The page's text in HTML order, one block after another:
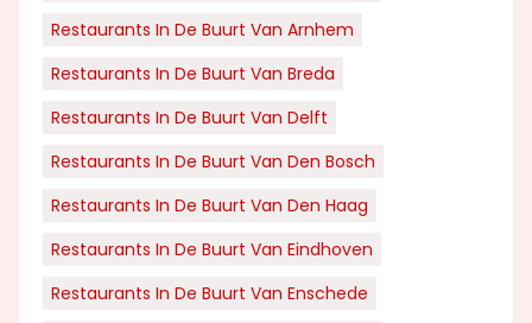
Restaurants In De Buurt Van Arnhem
Restaurants In De Buurt Van Breda
Restaurants In De Buurt Van Delft
Restaurants In De Buurt Van Den Bosch
Restaurants In De Buurt Van Den Haag
Restaurants In De Buurt Van Eindhoven
Restaurants In De Buurt Van Enschede